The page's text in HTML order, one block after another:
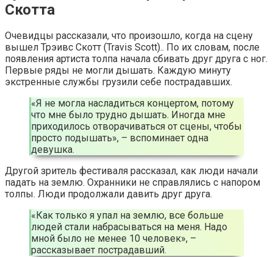
Скотта
Очевидцы рассказали, что произошло, когда на сцену
вышел Трэивс Скотт (Travis Scott).. По их словам, после
появления артиста толпа начала сбивать друг друга с ног.
Первые ряды не могли дышать. Каждую минуту
экстренные службы грузили себе пострадавших.
«Я не могла насладиться концертом, потому
что мне было трудно дышать. Иногда мне
приходилось отворачиваться от сцены, чтобы
просто подышать», – вспоминает одна
девушка.
Другой зритель фестиваля рассказал, как люди начали
падать на землю. Охранники не справлялись с напором
толпы. Люди продолжали давить друг друга.
«Как только я упал на землю, все больше
людей стали набрасываться на меня. Надо
мной было не менее 10 человек», –
рассказывает пострадавший.